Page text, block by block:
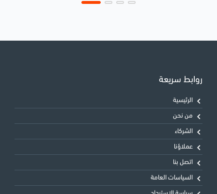
روابط سريعة
الرئيسية
من نحن
الشركاء
عملاؤنا
اتصل بنا
السياسات العامة